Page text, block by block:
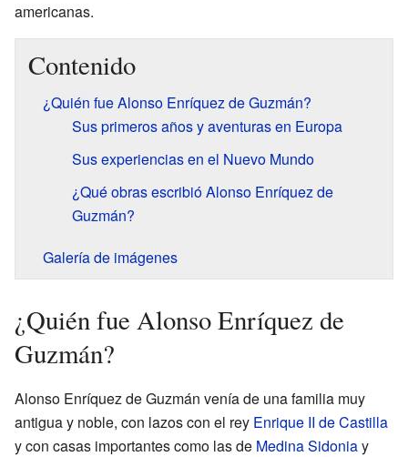
americanas.
Contenido
¿Quién fue Alonso Enríquez de Guzmán?
Sus primeros años y aventuras en Europa
Sus experiencias en el Nuevo Mundo
¿Qué obras escribió Alonso Enríquez de
Guzmán?
Galería de imágenes
¿Quién fue Alonso Enríquez de
Guzmán?
Alonso Enríquez de Guzmán venía de una familia muy
antigua y noble, con lazos con el rey Enrique II de Castilla
y con casas importantes como las de Medina Sidoniay